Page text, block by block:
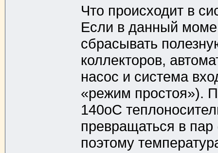
Что происходит в
Если в данный
сбрасывать
коллекторов,
насос и система
«режим простоя»).
140оС
превращаться в пар
поэтому